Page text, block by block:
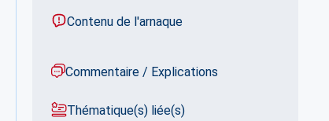
Contenu de l'arnaque
Commentaire / Explications
Thématique(s) liée(s)